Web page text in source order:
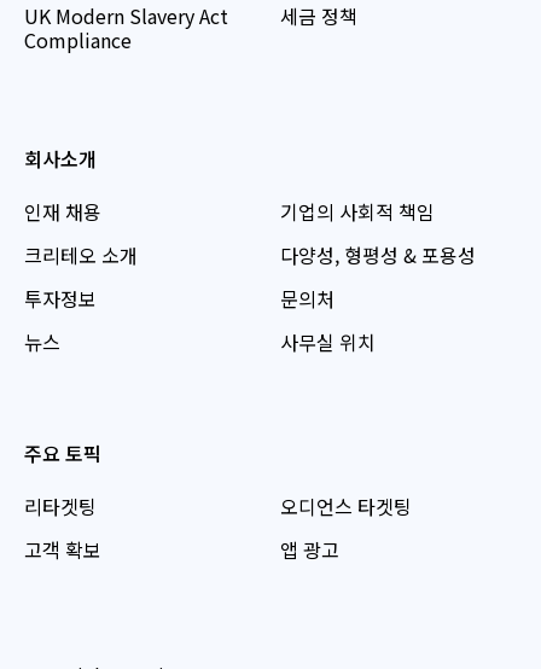
UK Modern Slavery Act
Compliance
세금 정책
회사소개
인재 채용
크리테오 소개
투자정보
뉴스
기업의 사회적 책임
다양성, 형평성 & 포용성
문의처
사무실 위치
주요 토픽
리타겟팅
고객 확보
오디언스 타겟팅
앱 광고